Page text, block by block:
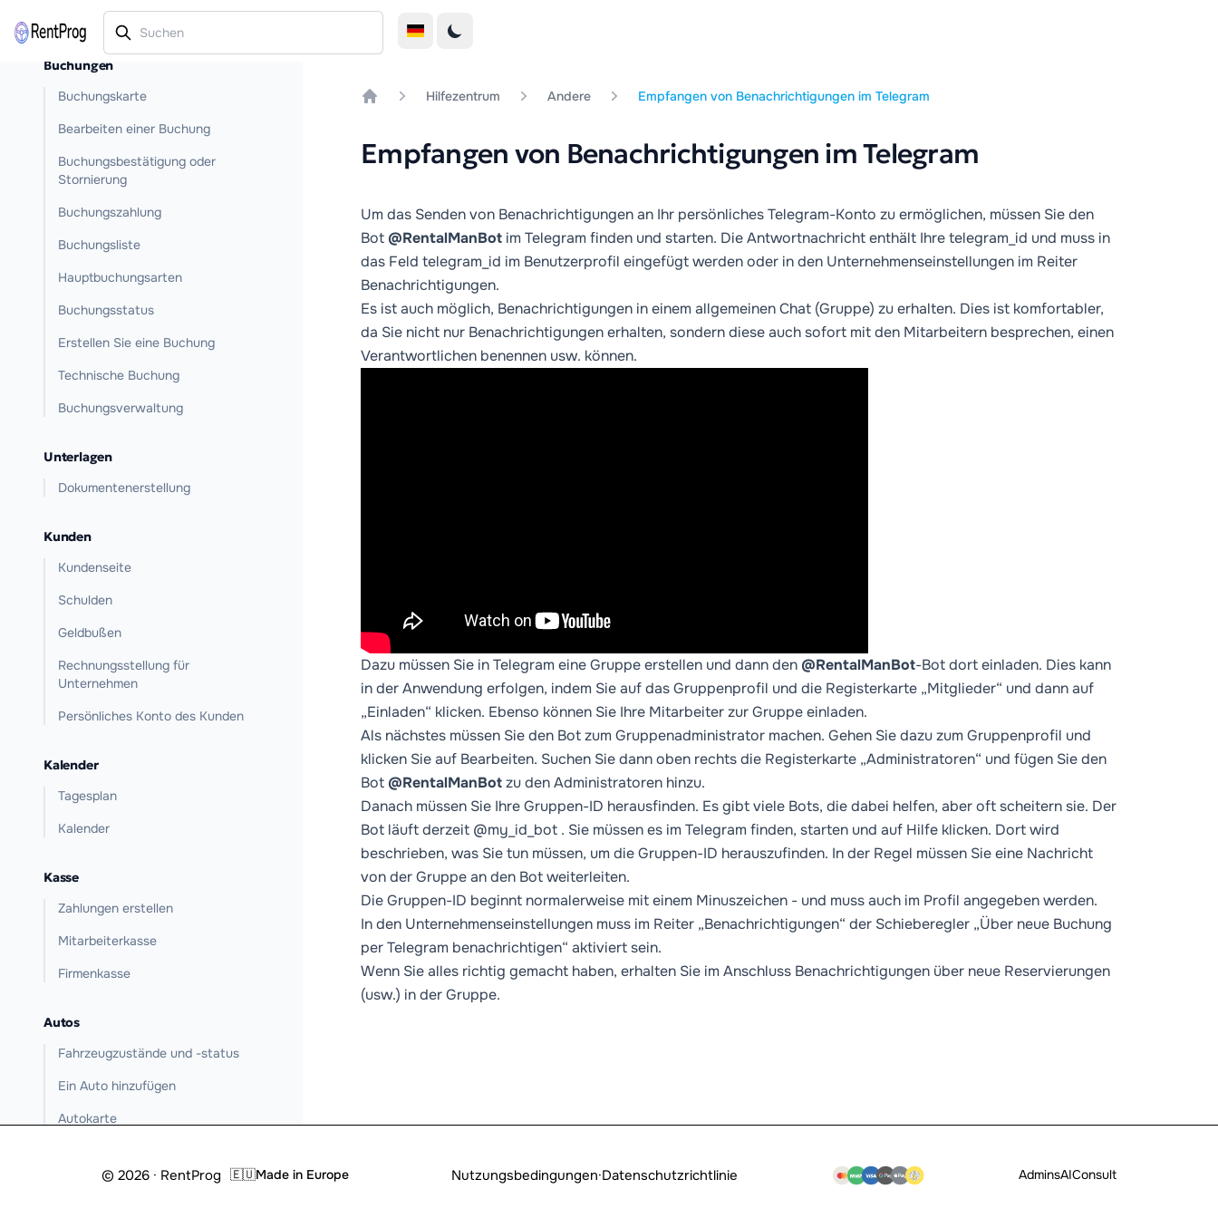
Buchungen
Buchungskarte
Bearbeiten einer Buchung
Buchungsbestätigung oder
Stornierung
Buchungszahlung
Buchungsliste
Hauptbuchungsarten
Buchungsstatus
Erstellen Sie eine Buchung
Technische Buchung
Buchungsverwaltung
Unterlagen
Dokumentenerstellung
Kunden
Kundenseite
Schulden
Geldbußen
Rechnungsstellung für
Unternehmen
Persönliches Konto des Kunden
Kalender
Tagesplan
Kalender
Kasse
Zahlungen erstellen
Mitarbeiterkasse
Firmenkasse
Autos
Fahrzeugzustände und -status
Ein Auto hinzufügen
Autokarte
Mietpreise
Hilfezentrum Andere Empfangen von Benachrichtigungen im Telegram
Empfangen von Benachrichtigungen im Telegram
Um das Senden von Benachrichtigungen an Ihr persönliches Telegram-Konto zu ermöglichen, müssen Sie den
Bot @RentalManBot im Telegram finden und starten. Die Antwortnachricht enthält Ihre telegram_id und muss in
das Feld telegram_id im Benutzerprofil eingefügt werden oder in den Unternehmenseinstellungen im Reiter
Benachrichtigungen.
Es ist auch möglich, Benachrichtigungen in einem allgemeinen Chat (Gruppe) zu erhalten. Dies ist komfortabler,
da Sie nicht nur Benachrichtigungen erhalten, sondern diese auch sofort mit den Mitarbeitern besprechen, einen
Verantwortlichen benennen usw. können.
Dazu müssen Sie in Telegram eine Gruppe erstellen und dann den @RentalManBot-Bot dort einladen. Dies kann
in der Anwendung erfolgen, indem Sie auf das Gruppenprofil und die Registerkarte „Mitglieder“ und dann auf
„Einladen“ klicken. Ebenso können Sie Ihre Mitarbeiter zur Gruppe einladen.
Als nächstes müssen Sie den Bot zum Gruppenadministrator machen. Gehen Sie dazu zum Gruppenprofil und
klicken Sie auf Bearbeiten. Suchen Sie dann oben rechts die Registerkarte „Administratoren“ und fügen Sie den
Bot @RentalManBotzu den Administratoren hinzu.
Danach müssen Sie Ihre Gruppen-ID herausfinden. Es gibt viele Bots, die dabei helfen, aber oft scheitern sie. Der
Bot läuft derzeit @my_id_bot . Sie müssen es im Telegram finden, starten und auf Hilfe klicken. Dort wird
beschrieben, was Sie tun müssen, um die Gruppen-ID herauszufinden. In der Regel müssen Sie eine Nachricht
von der Gruppe an den Bot weiterleiten.
Die Gruppen-ID beginnt normalerweise mit einem Minuszeichen - und muss auch im Profil angegeben werden.
In den Unternehmenseinstellungen muss im Reiter „Benachrichtigungen“ der Schieberegler „Über neue Buchung
per Telegram benachrichtigen“ aktiviert sein.
Wenn Sie alles richtig gemacht haben, erhalten Sie im Anschluss Benachrichtigungen über neue Reservierungen
(usw.) in der Gruppe.
© 2026 · RentProg 🇪🇺Made in Europe Nutzungsbedingungen·Datenschutzrichtlinie AdminsAIConsult